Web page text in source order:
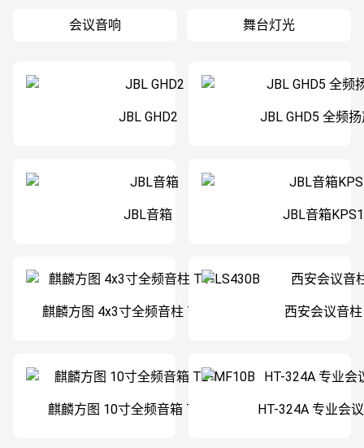
会议音响 舞台灯光
JBL GHD2 JBL GHD5 全频
JBL音箱 JBL音箱KPS1
麒麟方图 4x3寸全频音柱 T1-LS430B 西安会议音柱
麒麟方图 10寸全频音箱 T2-MF10B HT-324A 专业会